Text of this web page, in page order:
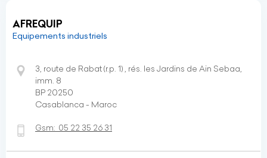
AFREQUIP
Equipements industriels
3, route de Rabat (r.p. 1) , rés. les Jardins de Ain Sebaa,
imm. 8
BP 20250
Casablanca - Maroc
Gsm: 05 22 35 26 31